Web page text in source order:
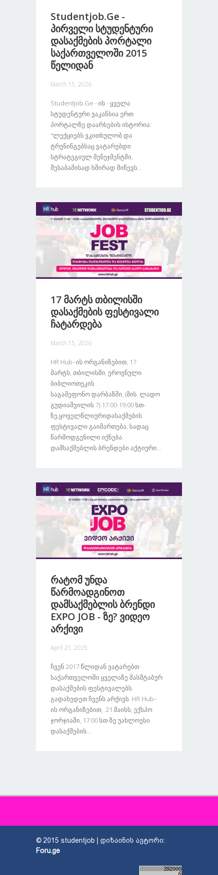
Studentjob.ge -
Პირველი Სტუდენტური
Დასაქმების Პორტალი
Საქართველოში 2015
Წელიდან
March 15, 2026
Studentjob.ge - Ის - Ყველა
Სტუდენტური Ვაკანსია Ერთ
Პორტალზე Დაარსების Ისტორია:
"ლექციებს Ვკითხულობ Და
Ტრენინგებსაც Ვატარებდი
Სტრატეგიულ Მენეჯმენტში,
Შესაბამისად Ხშირად Მიწევს...
17 Მარტს Თბილისში
Დასაქმების Ფესტივალი
Ჩატარდება
March 15, 2026
HR Hub–Ის Ორგანიზებით, 17
Მარტს, Თბილისში, Ეროვნული
Ბიბლიოთეკის
Საგამეფონო Დარბაზში, (მის. Ლადო
Გუდიაშვილის 7) 17:00-19:00 Სთ-
Ზე,ყოველწლიურიდასაქმების
Ფესტივალი Გაიმართება, Სადაც
Წარმოდგენილი Იქნება
Დამსაქმებლის Ბრენდები Აქტიური...
Რატომ Უნდა
Წარმოადგინოთ
Დამსაქმებლის Ბრენდი
EXPO JOB - Ზე? Ვიდეო
Არქივი
April 21, 2025
Ჩვენ 2017 Წლიდან Ვატარებთ
Საქართველოში Ყველაზე Მასშტაბურ
Დასაქმების Ფესტივალებს.
Გადახედეთ Ჩვენს Არქივს. HR Hub–
Ის Ორგანიზებით, 21 Მაისს, Ექსპო
Ჯორჯიაში, 17:00 Სთ-Ზე Უახლოესი
Დასაქმების...
© 2015 studentjob | დიზაინის ავტორი:
Foru.ge